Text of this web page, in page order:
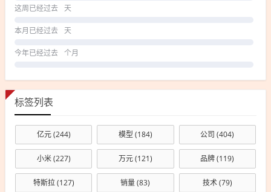
这周已经过去 天
本月已经过去 天
今年已经过去 个月
标签列表
亿元(244) 模型 (184) 公司 (404)
小米(227) 万元(121) 品牌(119)
特斯拉(127) 销量(83) 技术(79)